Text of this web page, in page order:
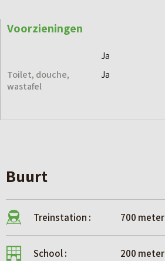
Voorzieningen
Ja
Toilet, douche,
wastafel
Ja
Buurt
Treinstation : 700 meter
School : 200 meter